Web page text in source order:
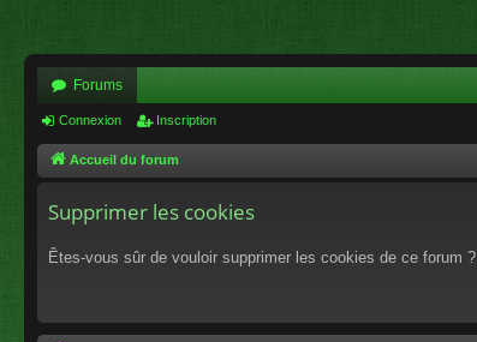
Forums
Connexion Inscription
Accueil du forum
Supprimer les cookies
Êtes-vous sûr de vouloir supprimer les cookies de ce forum ?